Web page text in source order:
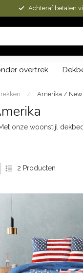
Achteraf betalen
overtrek
/ Amerika / New
onze woonstijl
2 Producten